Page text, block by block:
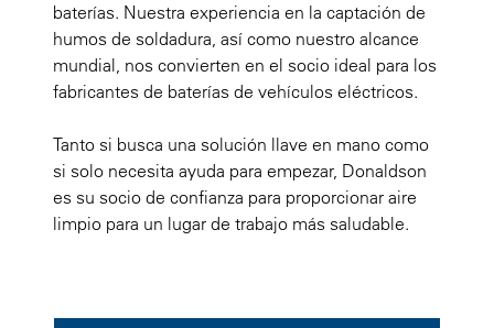
baterías. Nuestra experiencia en la captación de
humos de soldadura, así como nuestro alcance
mundial, nos convierten en el socio ideal para los
fabricantes de baterías de vehículos eléctricos.
Tanto si busca una solución llave en mano como
si solo necesita ayuda para empezar, Donaldson
es su socio de confianza para proporcionar aire
limpio para un lugar de trabajo más saludable.